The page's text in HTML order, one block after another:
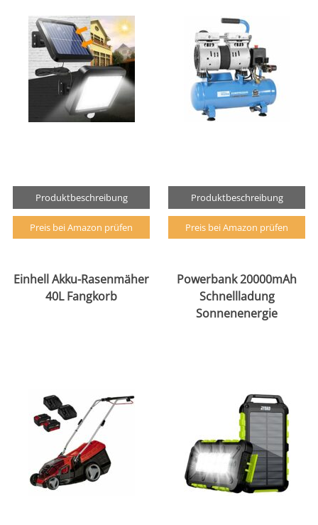
Produktbeschreibung
Preis bei Amazon prüfen
Produktbeschreibung
Preis bei Amazon prüfen
Einhell Akku-Rasenmäher
40L Fangkorb
Powerbank 20000mAh
Schnellladung
Sonnenenergie